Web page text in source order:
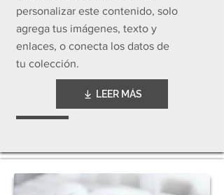
personalizar este contenido, solo
agrega tus imágenes, texto y
enlaces, o conecta los datos de
tu colección.
LEER MÁS